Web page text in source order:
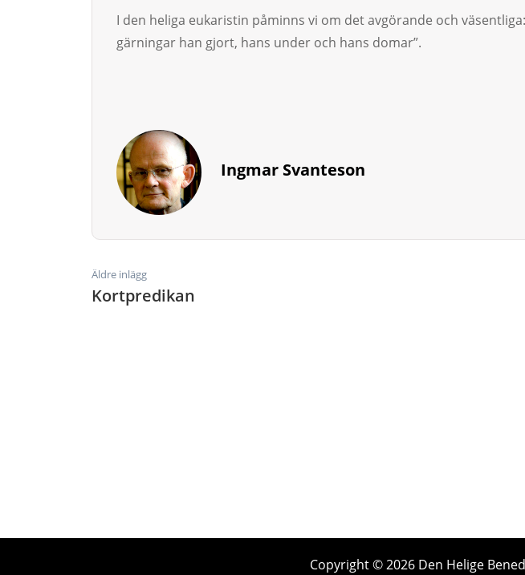
I den heliga eukaristin påminns vi om det avgörande och
gärningar han gjort, hans under och hans do­mar”.
Ingmar Svanteson
Äldre inlägg
Kortpredikan
Copyright © 2026 Den Helige